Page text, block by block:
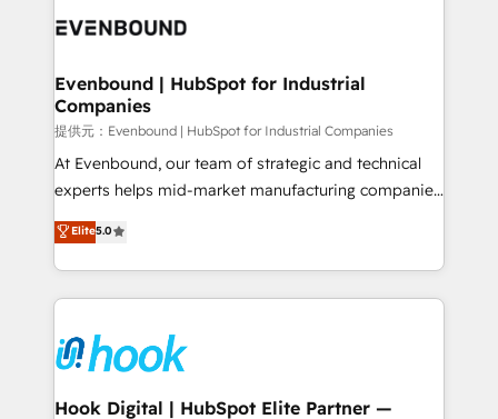
to accompany companies on their digital
Data & Content 📈 Sales & Marketing Alignment +
Agent Creation 🔄 Custom Integrations & Data
Migration Why 1406 We become part of your team.
Your team learns while we build. We fix what others
broke. Built for mid-market reality—practical
solutions that work with your actual headcount and
HubSpot partners 🔄 Top 5% globally in client
retention 📅 8+ years of consistent results since 2017
move beyond spreadsheets into unified systems
that drive real business results.
Evenbound | HubSpot for Industrial
Companies
提供元：Evenbound | HubSpot for Industrial Companies
At Evenbound, our team of strategic and technical
experts helps mid-market manufacturing companies
achieve real growth. We specialize in delivering
tailored solutions that drive results by leveraging
HubSpot’s platform and data to fuel success.
Technical Solutions: - HubSpot Technical Consulting -
Onboarding - Data Migration & Integrations -
Technical Audit & Optimization Strategic Solutions: -
Revenue Operations - Inbound Marketing -
Elite5.0
Hook Digital | HubSpot Elite Partner —